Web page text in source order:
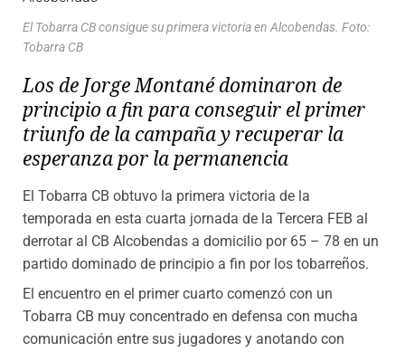
El Tobarra CB consigue su primera victoria en Alcobendas. Foto:
Tobarra CB
Los de Jorge Montané dominaron de
principio a fin para conseguir el primer
triunfo de la campaña y recuperar la
esperanza por la permanencia
El Tobarra CB obtuvo la primera victoria de la
temporada en esta cuarta jornada de la Tercera FEB al
derrotar al CB Alcobendas a domicilio por 65 – 78 en un
partido dominado de principio a fin por los tobarreños.
El encuentro en el primer cuarto comenzó con un
Tobarra CB muy concentrado en defensa con mucha
comunicación entre sus jugadores y anotando con